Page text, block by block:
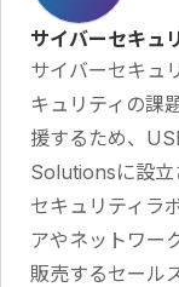
サイバーセキュ
サイバーセキュ
キュリティの課
援するため、
Solutionsに設立
セキュリティラ
アやネットワー
販売するセール